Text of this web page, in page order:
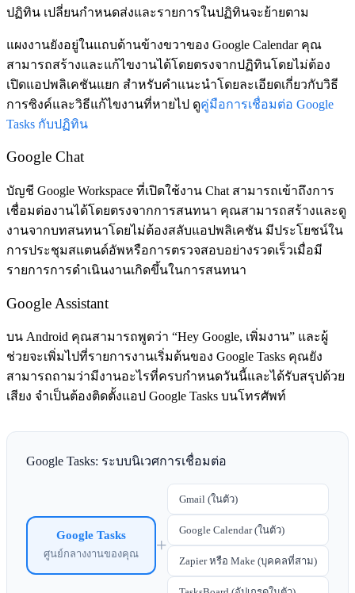
ปฏิทิน เปลี่ยนกำหนดส่งและรายการในปฏิทินจะย้ายตาม
แผงงานยังอยู่ในแถบด้านข้างขวาของ Google Calendar คุณ
สามารถสร้างและแก้ไขงานได้โดยตรงจากปฏิทินโดยไม่ต้อง
เปิดแอปพลิเคชันแยก สำหรับคำแนะนำโดยละเอียดเกี่ยวกับวิธี
การซิงค์และวิธีแก้ไขงานที่หายไป ดูคู่มือการเชื่อมต่อ Google
Tasks กับปฏิทิน
Google Chat
บัญชี Google Workspace ที่เปิดใช้งาน Chat สามารถเข้าถึงการ
เชื่อมต่องานได้โดยตรงจากการสนทนา คุณสามารถสร้างและดู
งานจากบทสนทนาโดยไม่ต้องสลับแอปพลิเคชัน มีประโยชน์ใน
การประชุมสแตนด์อัพหรือการตรวจสอบอย่างรวดเร็วเมื่อมี
รายการการดำเนินงานเกิดขึ้นในการสนทนา
Google Assistant
บน Android คุณสามารถพูดว่า “Hey Google, เพิ่มงาน” และผู้
ช่วยจะเพิ่มไปที่รายการงานเริ่มต้นของ Google Tasks คุณยัง
สามารถถามว่ามีงานอะไรที่ครบกำหนดวันนี้และได้รับสรุปด้วย
เสียง จำเป็นต้องติดตั้งแอป Google Tasks บนโทรศัพท์
Google Tasks: ระบบนิเวศการเชื่อมต่อ
Google Tasks
ศูนย์กลางงานของคุณ +
Gmail (ในตัว)
Google Calendar (ในตัว)
Zapier หรือ Make (บุคคลที่สาม)